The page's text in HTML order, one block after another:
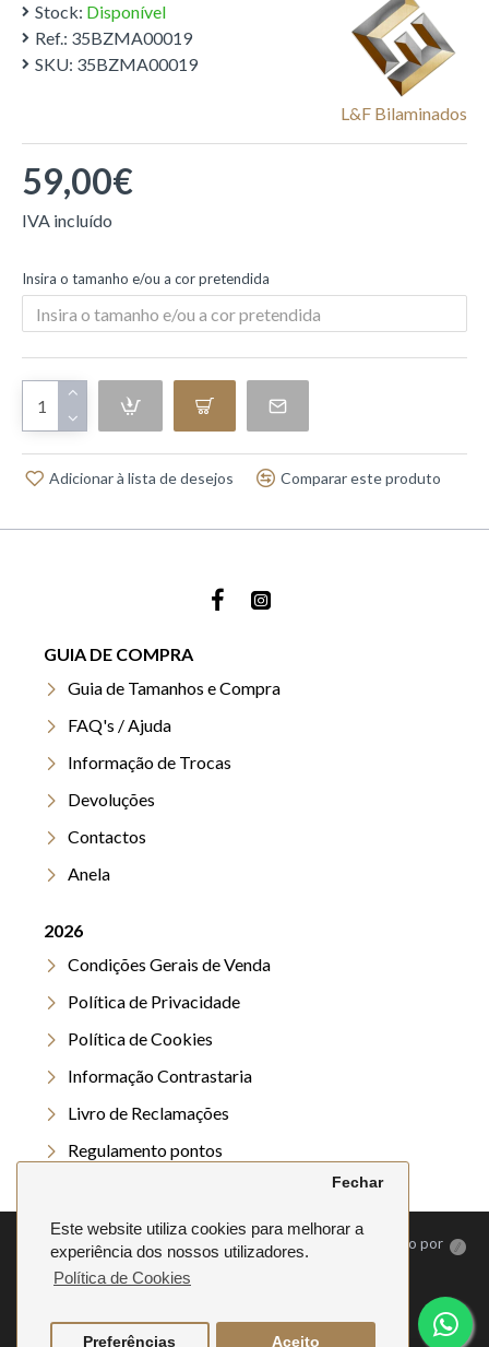
Este website utiliza cookies para melhorar a
experiência dos nossos utilizadores.
Política de Cookies
Fechar
Preferências Aceito
Stock: Disponível
Ref.: 35BZMA00019
SKU: 35BZMA00019
L&f Bilaminados
59,00€
Insira o tamanho e/ou a cor pretendida
Adicionar à lista de desejos Comparar este produto
GUIA DE COMPRA
Guia de Tamanhos e Compra
FAQ's / Ajuda
Informação de Trocas
Devoluções
Contactos
Anela
2026
Condições Gerais de Venda
Política de Privacidade
Política de Cookies
Informação Contrastaria
Livro de Reclamações
Regulamento pontos
2026. Anela | Todos os direitos reservados | Desenvolvido por